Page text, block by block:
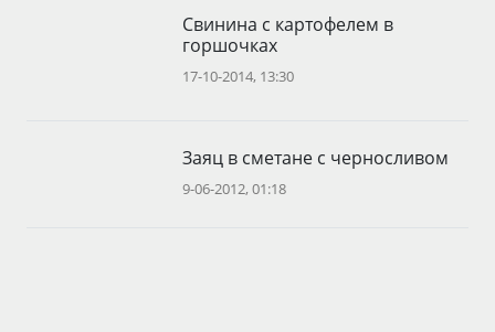
Свинина с картофелем в
горшочках
17-10-2014, 13:30
Заяц в сметане с черносливом
9-06-2012, 01:18